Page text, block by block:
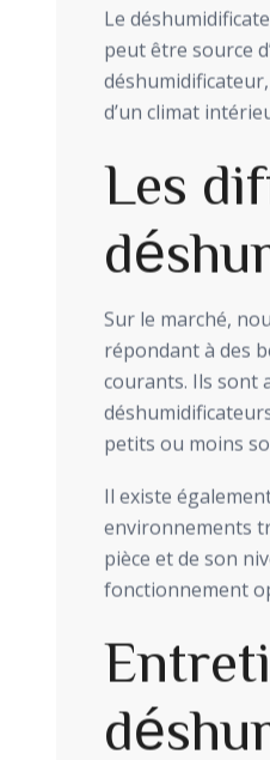
Le
peut être source
d’un climat
Les
Sur le marché,
répondant à des
courants. Ils sont
petits ou moins
Il existe
environnements
pièce et de son
fonctionnement